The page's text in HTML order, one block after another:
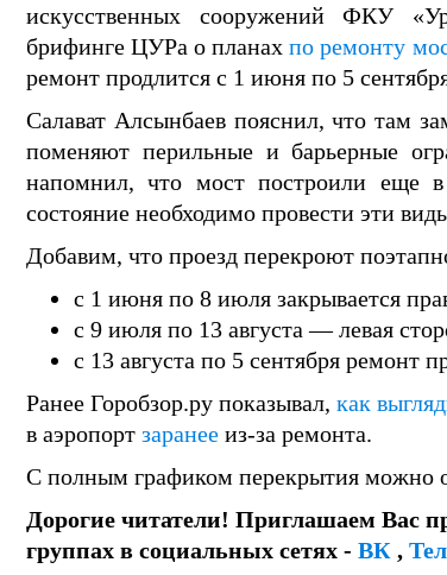
искусственных сооружений ФКУ
брифинге ЦУРа о планахпо ремонту
ремонт продлится с 1 июня по 5
Салават Алсынбаев пояснил, что там
поменяют перильные и барьерные
напомнил, что мост построили еще
состояние необходимо провести эти
Добавим, что проезд перекроют
с 1 июня по 8 июля закрывается
с 9 июля по 13 августа — левая
с 13 августа по 5 сентября
Ранее Горобзор.ру показывал, как
в аэропорт заранее из-за ремонта.
С полным графиком перекрытия можно
Дорогие читатели! Приглашаем Вас
группах в социальных сетях - ВК ,